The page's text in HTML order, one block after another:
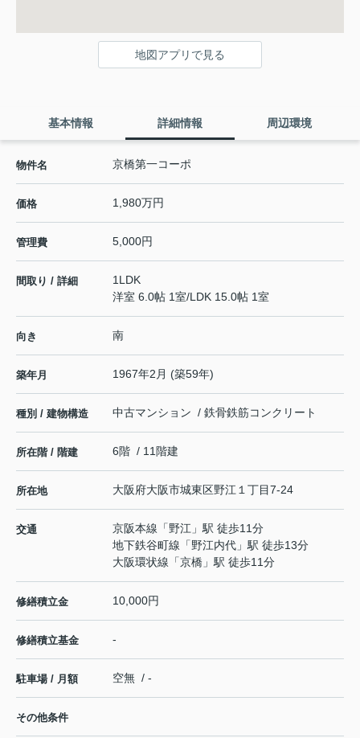
地図アプリで見る
基本情報 詳細情報 周辺環境
物件名 京橋第一コーポ
価格 1,980万円
管理費 5,000円
間取り / 詳細
1LDK
洋室 6.0帖 1室/LDK 15.0帖 1室
向き 南
築年月 1967年2月 (築59年)
種別 / 建物構造 中古マンション / 鉄骨鉄筋コンクリート
所在階 / 階建 6階 / 11階建
所在地 大阪府大阪市城東区野江 １丁目7-24
交通 京阪本線 「野江 」駅 徒歩11分
地下鉄谷町線 「野江内代 」駅 徒歩13分
大阪環状線 「京橋 」駅 徒歩11分
修繕積立金 10,000円
修繕積立基金 -
駐車場 / 月額 空無 / -
その他条件